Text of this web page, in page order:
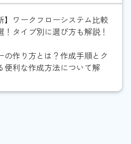
】ワークフローシステム比較
！タイプ別に選び方も解説！
の作り方とは？作成手順とク
便利な作成方法について解